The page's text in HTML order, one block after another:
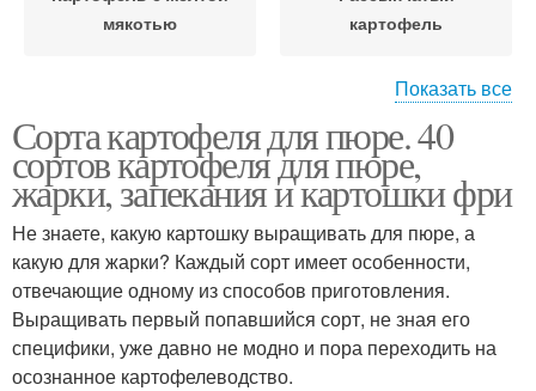
мякотью
картофель
Картофель с белой
Показать все
Сорта картофеля для пюре. 40
сортов картофеля для пюре,
жарки, запекания и картошки фри
Не знаете, какую картошку выращивать для пюре, а
какую для жарки? Каждый сорт имеет особенности,
отвечающие одному из способов приготовления.
Выращивать первый попавшийся сорт, не зная его
специфики, уже давно не модно и пора переходить на
осознанное картофелеводство.